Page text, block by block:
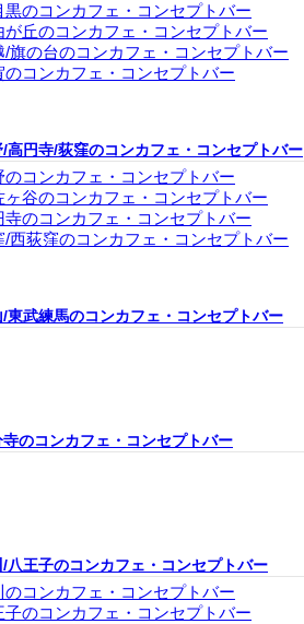
黒のコンカフェ・コンセプトバー
が丘のコンカフェ・コンセプトバー
/旗の台のコンカフェ・コンセプトバー
のコンカフェ・コンセプトバー
/高円寺/荻窪のコンカフェ・コンセプトバー
のコンカフェ・コンセプトバー
ヶ谷のコンカフェ・コンセプトバー
寺のコンカフェ・コンセプトバー
/西荻窪のコンカフェ・コンセプトバー
/東武練馬のコンカフェ・コンセプトバー
寺のコンカフェ・コンセプトバー
/八王子のコンカフェ・コンセプトバー
のコンカフェ・コンセプトバー
子のコンカフェ・コンセプトバー